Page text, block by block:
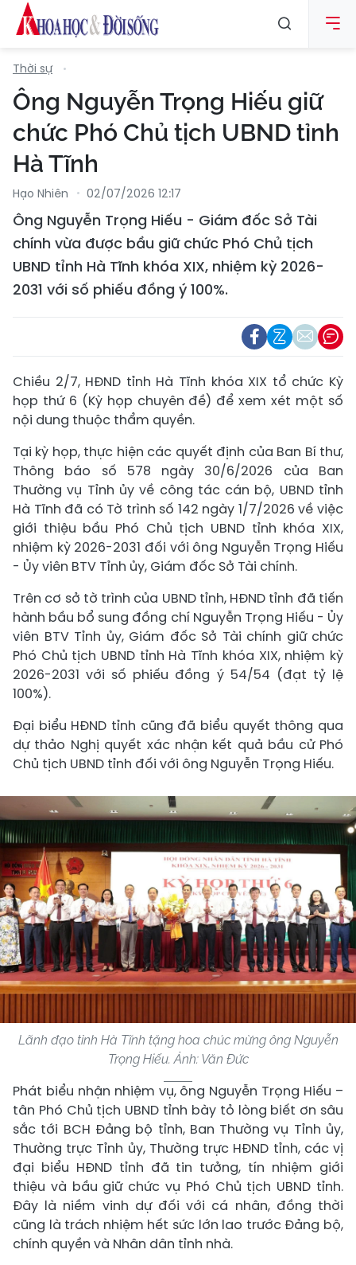
Thời sự
Ông Nguyễn Trọng Hiếu giữ
chức Phó Chủ tịch UBND tỉnh
Hà Tĩnh
Hạo Nhiên 02/07/2026 12:17
Ông Nguyễn Trọng Hiếu - Giám đốc Sở Tài
chính vừa được bầu giữ chức Phó Chủ tịch
UBND tỉnh Hà Tĩnh khóa XIX, nhiệm kỳ 2026-
2031 với số phiếu đồng ý 100%.
Chiều 2/7, HĐND tỉnh Hà Tĩnh khóa XIX tổ chức Kỳ
họp thứ 6 (Kỳ họp chuyên đề) để xem xét một số
nội dung thuộc thẩm quyền.
Tại kỳ họp, thực hiện các quyết định của Ban Bí thư,
Thông báo số 578 ngày 30/6/2026 của Ban
Thường vụ Tỉnh ủy về công tác cán bộ, UBND tỉnh
Hà Tĩnh đã có Tờ trình số 142 ngày 1/7/2026 về việc
giới thiệu bầu Phó Chủ tịch UBND tỉnh khóa XIX,
nhiệm kỳ 2026-2031 đối với ông Nguyễn Trọng Hiếu
- Ủy viên BTV Tỉnh ủy, Giám đốc Sở Tài chính.
Trên cơ sở tờ trình của UBND tỉnh, HĐND tỉnh đã tiến
hành bầu bổ sung đồng chí Nguyễn Trọng Hiếu - Ủy
viên BTV Tỉnh ủy, Giám đốc Sở Tài chính giữ chức
Phó Chủ tịch UBND tỉnh Hà Tĩnh khóa XIX, nhiệm kỳ
2026-2031 với số phiếu đồng ý 54/54 (đạt tỷ lệ
100%).
​Đại biểu HĐND tỉnh cũng đã biểu quyết thông qua
dự thảo Nghị quyết xác nhận kết quả bầu cử Phó
Chủ tịch UBND tỉnh đối với ông Nguyễn Trọng Hiếu.
Lãnh đạo tỉnh Hà Tĩnh tặng hoa chúc mừng ông Nguyễn
Trọng Hiếu. Ảnh: Văn Đức
Phát biểu nhận nhiệm vụ, ông Nguyễn Trọng Hiếu –
tân Phó Chủ tịch UBND tỉnh bày tỏ lòng biết ơn sâu
sắc tới BCH Đảng bộ tỉnh, Ban Thường vụ Tỉnh ủy,
Thường trực Tỉnh ủy, Thường trực HĐND tỉnh, các vị
đại biểu HĐND tỉnh đã tin tưởng, tín nhiệm giới
thiệu và bầu giữ chức vụ Phó Chủ tịch UBND tỉnh.
Đây là niềm vinh dự đối với cá nhân, đồng thời
cũng là trách nhiệm hết sức lớn lao trước Đảng bộ,
chính quyền và Nhân dân tỉnh nhà.